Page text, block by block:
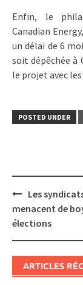
Enfin, le
Canadian
un délai de 6
soit dépêchée à
le projet avec
POSTED UNDER
Post
navigation
Les
menacent de
élections
ARTICLES